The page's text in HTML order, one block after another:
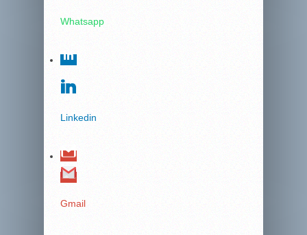
Whatsapp
Linkedin
Gmail